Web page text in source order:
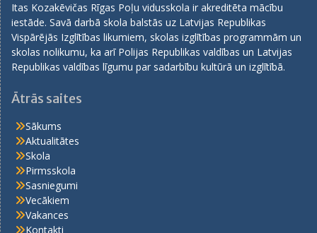
Itas Kozakēvičas Rīgas Poļu vidusskola ir akreditēta mācību
iestāde. Savā darbā skola balstās uz Latvijas Republikas
Vispārējās Izglītības likumiem, skolas izglītības programmām un
skolas nolikumu, ka arī Polijas Republikas valdības un Latvijas
Republikas valdības līgumu par sadarbību kultūrā un izglītībā.
Ātrās saites
Sākums
Aktualitātes
Skola
Pirmsskola
Sasniegumi
Vecākiem
Vakances
Kontakti